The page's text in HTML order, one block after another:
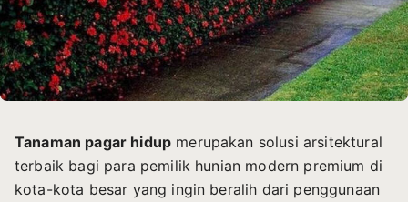
Tanaman pagar hidup merupakan solusi arsitektural
terbaik bagi para pemilik hunian modern premium di
kota-kota besar yang ingin beralih dari penggunaan